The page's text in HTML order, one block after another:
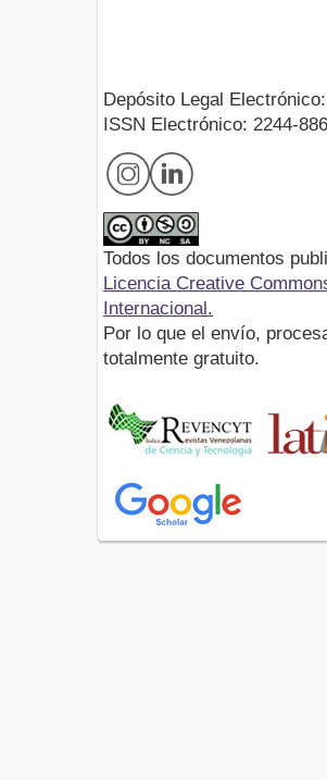
Depósito Legal
ISSN Electrónico: 2244-
Todos los documentos
Licencia Creative
Internacional.
Por lo que el envío,
totalmente gratuito.